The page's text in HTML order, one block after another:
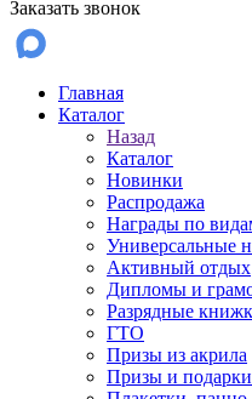
Заказать звонок
Главная
Каталог
Назад
Каталог
Новинки
Распродажа
Награды по
Универсальные
Активный отдых
Дипломы и
Разрядные
ГТО
Призы из акрила
Призы и подарки